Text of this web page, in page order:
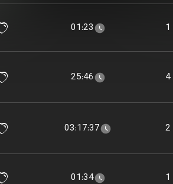
01:23
4
25:46
03:17:37
01:34